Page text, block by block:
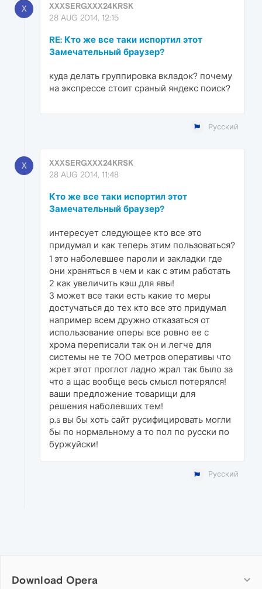
X
XXXSERGXXX24KRSK
28 AUG 2014, 12:15
RE: Кто же все таки испортил этот
Замечательный браузер?
куда делать группировка вкладок? почему
на экспрессе стоит сраный яндекс поиск?
Русский
X
XXXSERGXXX24KRSK
28 AUG 2014, 11:48
Кто же все таки испортил этот
Замечательный браузер?
интересует следующее кто все это
придумал и как теперь этим пользоваться?
1 это наболевшее пароли и закладки где
они храняться в чем и как с этим работать
2 как увеличить кэш для явы!
3 может все таки есть какие то меры
достучаться до тех кто все это придумал
например всем дружно отказаться от
использование оперы все ровно ее с
хрома переписали так он и легче для
системы не те 700 метров оперативы что
жрет этот проглот ладно жрал так было за
что а щас вообще весь смысл потерялся!
ваши предложение товарищи для
решения наболевших тем!
p.s вы бы хоть сайт русифицировать могли
бы по нормальному а то пол по русски по
буржуйски!
Русский
Download Opera